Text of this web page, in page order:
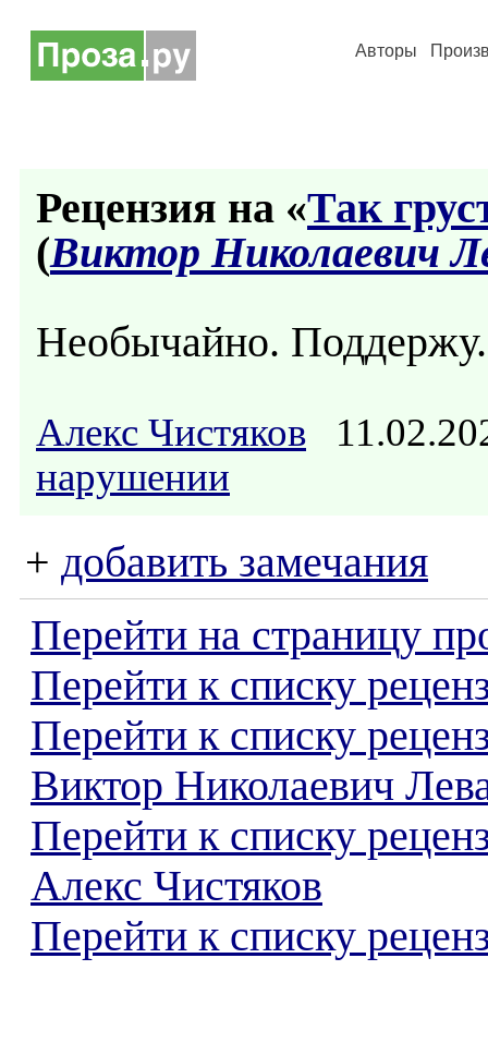
Авторы
Рецензия на «Так
(Виктор Николаевич
Необычайно. Поддержу.
Алекс Чистяков
нарушении
+ добавить замечания
Перейти на страницу
Перейти к списку
Перейти к списку
Виктор Николаевич
Перейти к списку
Алекс Чистяков
Перейти к списку